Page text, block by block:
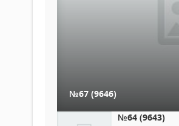
№67 (9646)
№64 (9643)